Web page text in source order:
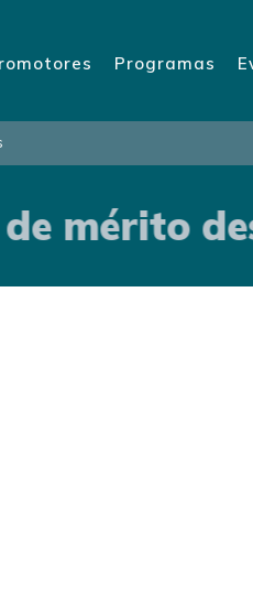
Programas
mérito